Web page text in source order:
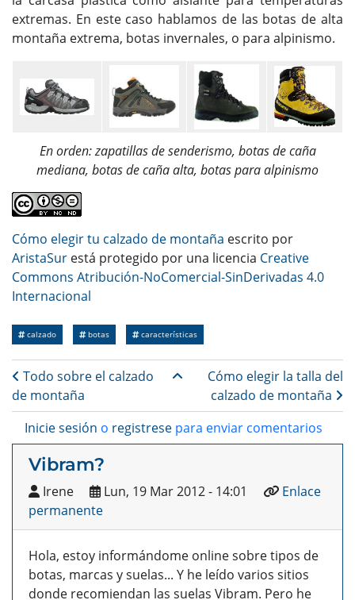
extremas. En este caso hablamos de las botas de alta
montaña extrema, botas invernales, o para alpinismo.
En orden: zapatillas de senderismo, botas de caña
mediana, botas de caña alta, botas para alpinismo
Cómo elegir tu calzado de montaña escrito por
AristaSur está protegido por una licencia Creative
Commons Atribución-NoComercial-SinDerivadas 4.0
Internacional
calzado botas características
Enlaces transversales de
Todo sobre el calzado
de montaña
Cómo elegir la talla del
calzado de montaña
Inicie sesión o registrese para enviar comentarios
Vibram?
Irene Lun, 19 Mar 2012 - 14:01
Enlace
permanente
Hola, estoy informándome online sobre tipos de
botas, marcas y suelas... Y he leído varios sitios
donde recomiendan las suelas Vibram. Pero he